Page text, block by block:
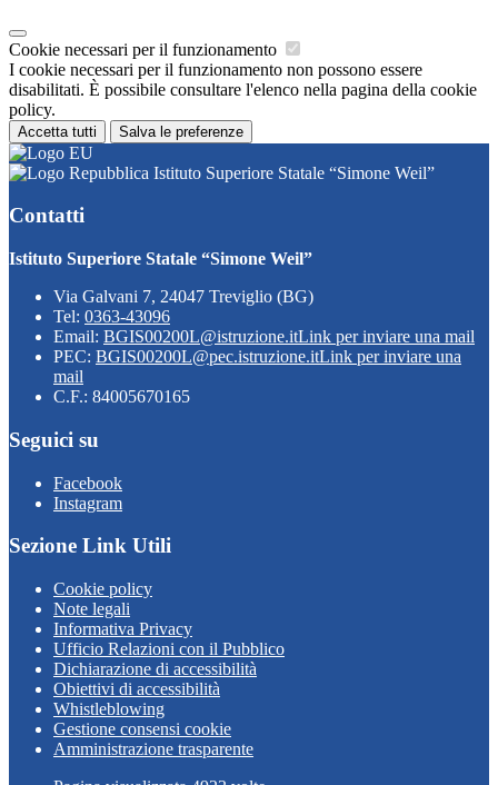
Cookie necessari per il funzionamento
I cookie necessari per il funzionamento non possono essere
disabilitati. È possibile consultare l'elenco nella pagina della cookie
policy.
Accetta tutti Salva le preferenze
Istituto Superiore Statale “Simone Weil”
Contatti
Istituto Superiore Statale “Simone Weil”
Via Galvani 7, 24047 Treviglio (BG)
Tel: 0363-43096
Email: BGIS00200L@istruzione.itLink per inviare una mail
PEC: BGIS00200L@pec.istruzione.itLink per inviare una
mail
C.F.: 84005670165
Seguici su
Facebook
Instagram
Sezione Link Utili
Cookie policy
Note legali
Informativa Privacy
Ufficio Relazioni con il Pubblico
Dichiarazione di accessibilità
Obiettivi di accessibilità
Whistleblowing
Gestione consensi cookie
Amministrazione trasparente